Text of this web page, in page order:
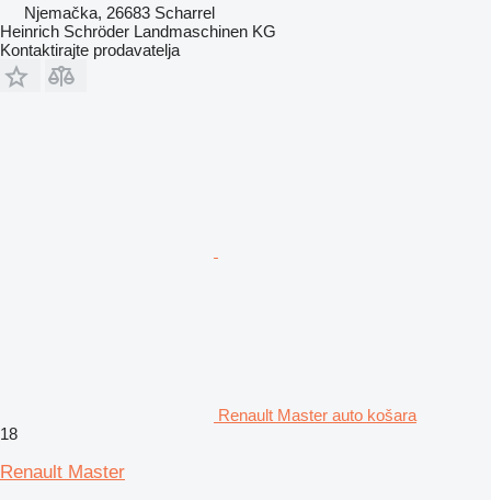
Njemačka, 26683 Scharrel
Heinrich Schröder Landmaschinen KG
Kontaktirajte prodavatelja
Renault Master auto košara
18
Renault Master